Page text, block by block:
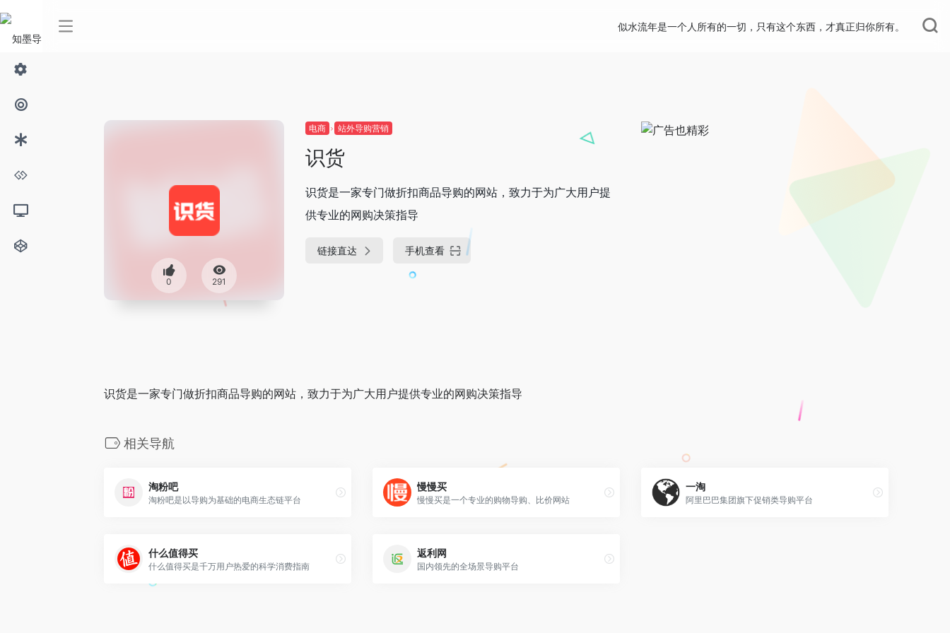
似水流年是一个人所有的一切，只有这个东西，才真正归你所有。
0 291
电商 站外导购营销
识货
识货是一家专门做折扣商品导购的网站，致力于为广大用户提
供专业的网购决策指导
链接直达 手机查看
识货是一家专门做折扣商品导购的网站，致力于为广大用户提供专业的网购决策指导
相关导航
淘粉吧
淘粉吧是以导购为基础的电商生态链平台
慢慢买
慢慢买是一个专业的购物导购、比价网站
一淘
阿里巴巴集团旗下促销类导购平台
什么值得买
什么值得买是千万用户热爱的科学消费指南
返利网
国内领先的全场景导购平台